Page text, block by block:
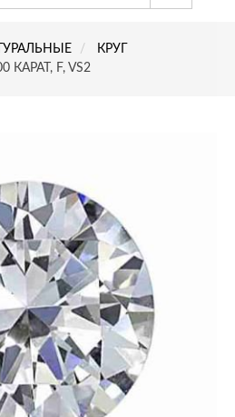
КРУГ
КАРАТ, F, VS2